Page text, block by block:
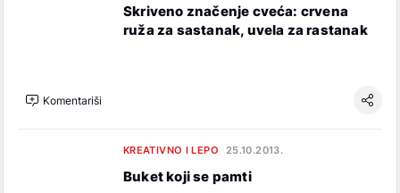
Skriveno značenje cveća: crvena
ruža za sastanak, uvela za rastanak
Komentariši
KREATIVNO I LEPO 25.10.2013.
Buket koji se pamti